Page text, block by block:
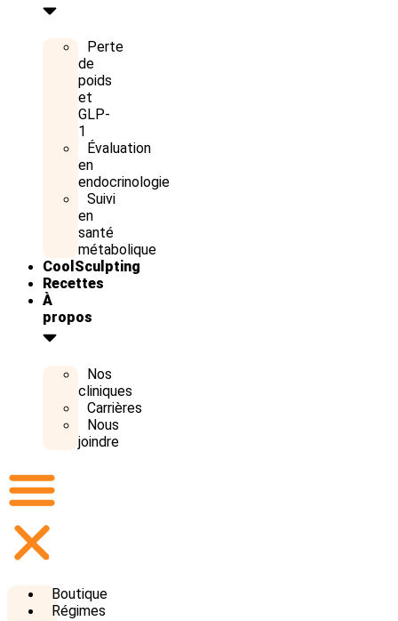
Perte
de
poids
et
GLP-
1
Évaluation
en
endocrinologie
Suivi
en
santé
métabolique
CoolSculpting
Recettes
À
propos
Nos
cliniques
Carrières
Nous
joindre
Boutique
Régimes